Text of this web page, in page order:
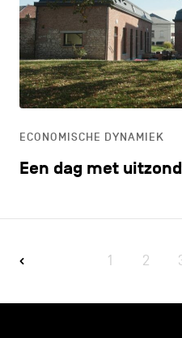
ECONOMISCHE DYNAMIEK
Een dag met
1 2